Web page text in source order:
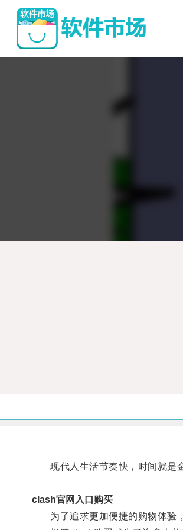
现代人生活节奏快，时间就是金
clash官网入口购买
为了追求更加便捷的购物体验，